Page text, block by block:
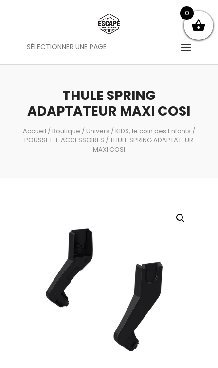
SÉLECTIONNER UNE PAGE
THULE SPRING
ADAPTATEUR MAXI COSI
Accueil / Boutique / Univers / KIDS, le coin des Enfants /
POUSSETTE ACCESSOIRES / THULE SPRING ADAPTATEUR
MAXI COSI
0